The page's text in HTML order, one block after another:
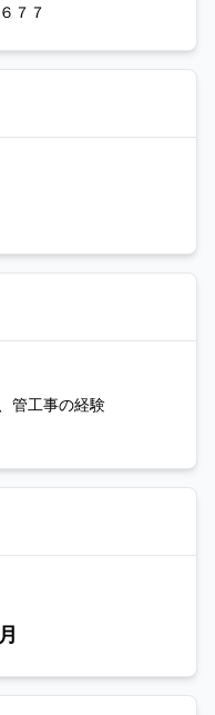
７７
管工事の経験